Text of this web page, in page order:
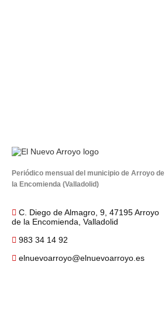
Periódico mensual del municipio de Arroyo de
la Encomienda (Valladolid)
C. Diego de Almagro, 9, 47195 Arroyo
de la Encomienda, Valladolid
983 34 14 92
elnuevoarroyo@elnuevoarroyo.es